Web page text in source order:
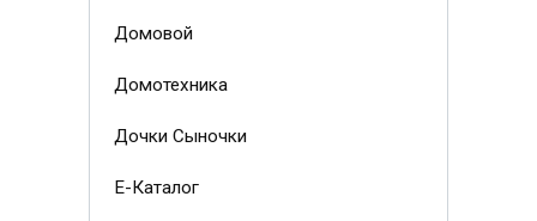
Домовой
Домотехника
Дочки Сыночки
Е-Каталог